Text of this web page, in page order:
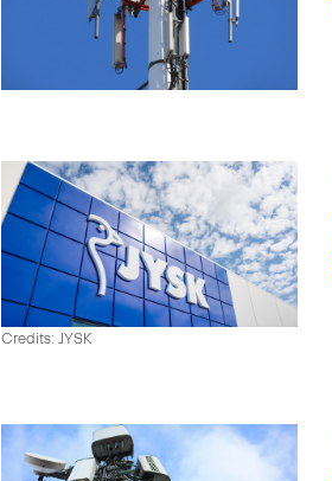
Credits: JYSK